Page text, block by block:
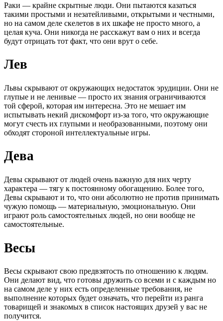
Раки — крайне скрытные люди. Они пытаются казаться
такими простыми и незатейливыми, открытыми и честными,
но на самом деле скелетов в их шкафе не просто много, а
целая куча. Они никогда не расскажут вам о них и всегда
будут отрицать тот факт, что они врут о себе.
Лев
Львы скрывают от окружающих недостаток эрудиции. Они не
глупые и не ленивые — просто их знания ограничиваются
той сферой, которая им интересна. Это не мешает им
испытывать некий дискомфорт из-за того, что окружающие
могут счесть их глупыми и необразованными, поэтому они
обходят стороной интеллектуальные игры.
Дева
Девы скрывают от людей очень важную для них черту
характера — тягу к постоянному обогащению. Более того,
Девы скрывают и то, что они абсолютно не против принимать
чужую помощь — материальную, эмоциональную. Они
играют роль самостоятельных людей, но они вообще не
самостоятельные.
Весы
Весы скрывают свою предвзятость по отношению к людям.
Они делают вид, что готовы дружить со всеми и с каждым но
на самом деле у них есть определенные требования, не
выполнение которых будет означать, что перейти из ранга
товарищей и знакомых в список настоящих друзей у вас не
получится.